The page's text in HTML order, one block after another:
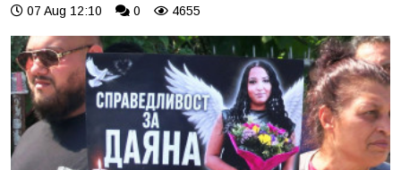
07 Aug 12:10 0 4655